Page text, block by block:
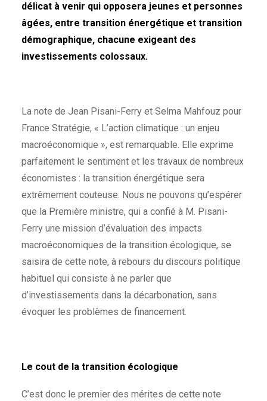
délicat à venir qui opposera jeunes et personnes
âgées, entre transition énergétique et transition
démographique, chacune exigeant des
investissements colossaux.
La note de Jean Pisani-Ferry et Selma Mahfouz pour
France Stratégie, « L’action climatique : un enjeu
macroéconomique », est remarquable. Elle exprime
parfaitement le sentiment et les travaux de nombreux
économistes : la transition énergétique sera
extrêmement couteuse. Nous ne pouvons qu’espérer
que la Première ministre, qui a confié à M. Pisani-
Ferry une mission d’évaluation des impacts
macroéconomiques de la transition écologique, se
saisira de cette note, à rebours du discours politique
habituel qui consiste à ne parler que
d’investissements dans la décarbonation, sans
évoquer les problèmes de financement.
Le cout de la transition écologique
C’est donc le premier des mérites de cette note